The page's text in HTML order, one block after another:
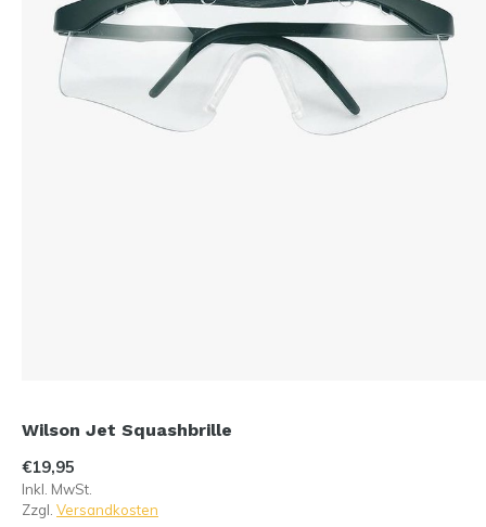
Wilson Jet Squashbrille
€19,95
Inkl. MwSt.
Zzgl. Versandkosten